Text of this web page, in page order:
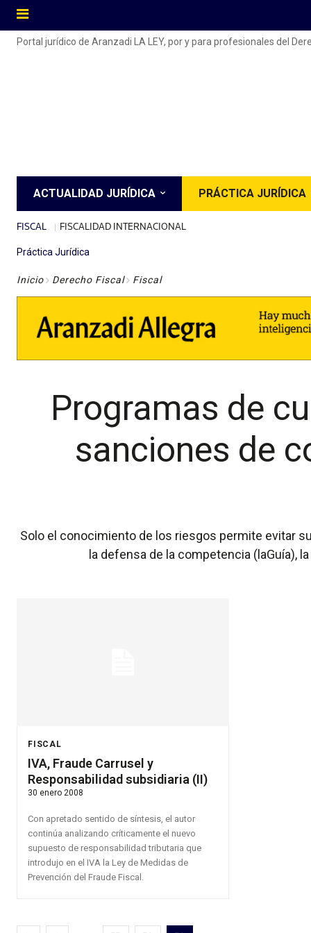
Portal jurídico de Aranzadi LA LEY, por y para profesionales del
ACTUALIDAD JURÍDICA PRÁCTICA JURÍDICA
FISCAL FISCALIDAD INTERNACIONAL
Práctica Jurídica
Inicio Derecho Fiscal Fiscal
Programas de
sanciones de
Solo el conocimiento de los riesgos permite evitar su materialización Tras seis años desde la publicación de la guía de
la defensa de la competencia (laGuía),
FISCAL
IVA, Fraude Carrusel y
Responsabilidad subsidiaria (II)
30 enero 2008
Con apretado sentido de síntesis, el autor
continúa analizando críticamente el nuevo
supuesto de responsabilidad tributaria que
introdujo en el IVA la Ley de Medidas de
Prevención del Fraude Fiscal.